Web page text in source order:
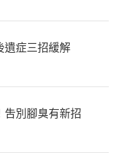
遺症三招緩解
吿別腳臭有新招